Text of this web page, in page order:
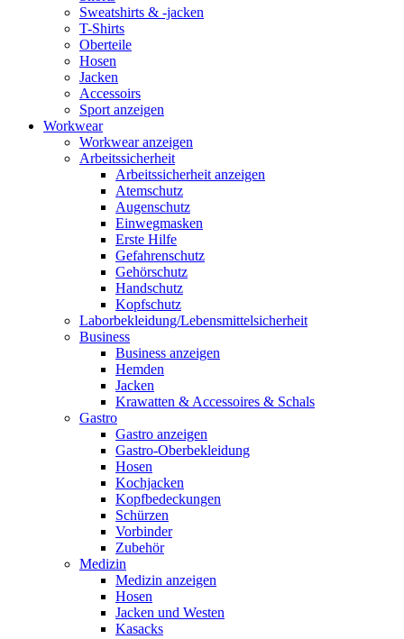
Sweatshirts & -jacken
T-Shirts
Oberteile
Hosen
Jacken
Accessoirs
Sport anzeigen
Workwear
Workwear anzeigen
Arbeitssicherheit
Arbeitssicherheit anzeigen
Atemschutz
Augenschutz
Einwegmasken
Erste Hilfe
Gefahrenschutz
Gehörschutz
Handschutz
Kopfschutz
Laborbekleidung/Lebensmittelsicherheit
Business
Business anzeigen
Hemden
Jacken
Krawatten & Accessoires & Schals
Gastro
Gastro anzeigen
Gastro-Oberbekleidung
Hosen
Kochjacken
Kopfbedeckungen
Schürzen
Vorbinder
Zubehör
Medizin
Medizin anzeigen
Hosen
Jacken und Westen
Kasacks